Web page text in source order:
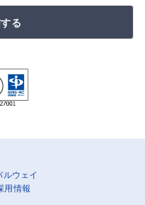
る
ウェイ
用情報